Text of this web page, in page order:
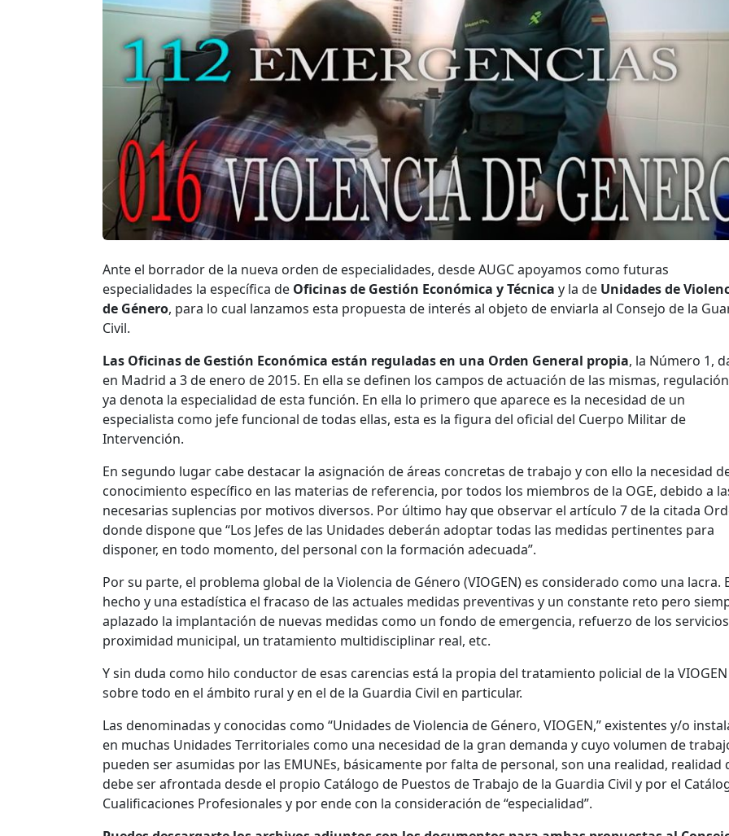
Ante el borrador de la nueva orden de especialidades, desde AUGC apoyamos como futuras
especialidades la específica de Oficinas de Gestión Económica y Técnica y la de Unidades de
de Género, para lo cual lanzamos esta propuesta de interés al objeto de enviarla al Consejo de la
Civil.
Las Oficinas de Gestión Económica están reguladas en una Orden General propia, la Número 1,
en Madrid a 3 de enero de 2015. En ella se definen los campos de actuación de las mismas,
ya denota la especialidad de esta función. En ella lo primero que aparece es la necesidad de un
especialista como jefe funcional de todas ellas, esta es la figura del oficial del Cuerpo Militar de
Intervención.
En segundo lugar cabe destacar la asignación de áreas concretas de trabajo y con ello la necesidad
conocimiento específico en las materias de referencia, por todos los miembros de la OGE, debido a
necesarias suplencias por motivos diversos. Por último hay que observar el artículo 7 de la citada
donde dispone que “Los Jefes de las Unidades deberán adoptar todas las medidas pertinentes para
disponer, en todo momento, del personal con la formación adecuada”.
Por su parte, el problema global de la Violencia de Género (VIOGEN) es considerado como una lacra.
hecho y una estadística el fracaso de las actuales medidas preventivas y un constante reto pero
aplazado la implantación de nuevas medidas como un fondo de emergencia, refuerzo de los
proximidad municipal, un tratamiento multidisciplinar real, etc.
Y sin duda como hilo conductor de esas carencias está la propia del tratamiento policial de la VIOGEN
sobre todo en el ámbito rural y en el de la Guardia Civil en particular.
Las denominadas y conocidas como “Unidades de Violencia de Género, VIOGEN,” existentes y/o
en muchas Unidades Territoriales como una necesidad de la gran demanda y cuyo volumen de
pueden ser asumidas por las EMUNEs, básicamente por falta de personal, son una realidad, realidad
debe ser afrontada desde el propio Catálogo de Puestos de Trabajo de la Guardia Civil y por el
Cualificaciones Profesionales y por ende con la consideración de “especialidad”.